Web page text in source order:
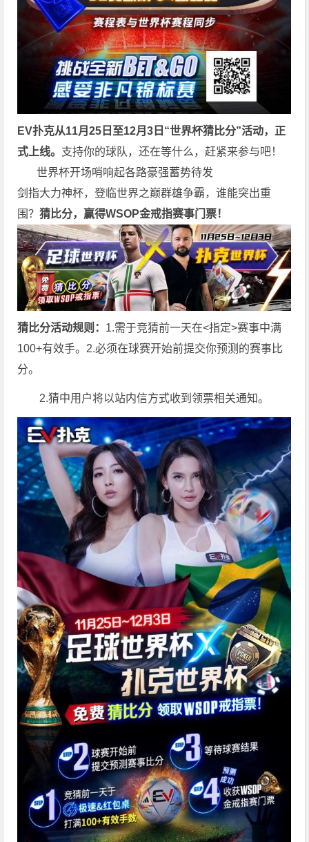
EV扑克从11月25日至12月3日 “世界杯猜比分”活动，正
式上线。 支持你的球队，还在等什么，赶紧来参与吧！
世界杯开场哨响起各路豪强蓄势待发
剑指大力神杯，登临世界之巅群雄争霸，谁能突出重
围？猜比分，赢得WSOP金戒指赛事门票！
猜比分活动规则： 1.需于竞猜前一天在<指定>赛事中满
100+有效手。2.必须在球赛开始前提交你预测的赛事比
分。
2.猜中用户将以站内信方式收到领票相关通知。